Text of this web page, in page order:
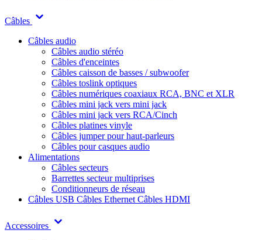
Câbles
Câbles audio
Câbles audio stéréo
Câbles d'enceintes
Câbles caisson de basses / subwoofer
Câbles toslink optiques
Câbles numériques coaxiaux RCA, BNC et XLR
Câbles mini jack vers mini jack
Câbles mini jack vers RCA/Cinch
Câbles platines vinyle
Câbles jumper pour haut-parleurs
Câbles pour casques audio
Alimentations
Câbles secteurs
Barrettes secteur multiprises
Conditionneurs de réseau
Câbles USB Câbles Ethernet Câbles HDMI
Accessoires